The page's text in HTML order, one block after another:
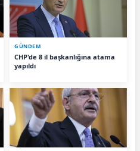
GÜNDEM
CHP'de 8 il başkanlığına atama
yapıldı